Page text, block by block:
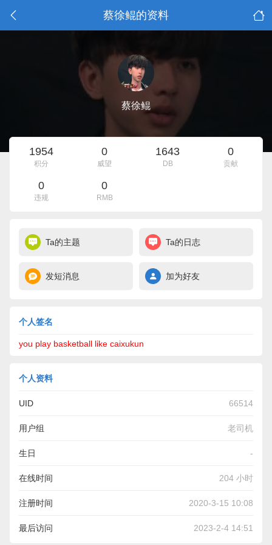
蔡徐鲲的资料
蔡徐鲲
1954
积分
0
威望
1643
DB
0
贡献
0
违规
0
RMB
Ta的主题 Ta的日志
发短消息 加为好友
个人签名
you play basketball like caixukun
个人资料
UID 66514
用户组 老司机
生日 -
在线时间 204 小时
注册时间 2020-3-15 10:08
最后访问 2023-2-4 14:51